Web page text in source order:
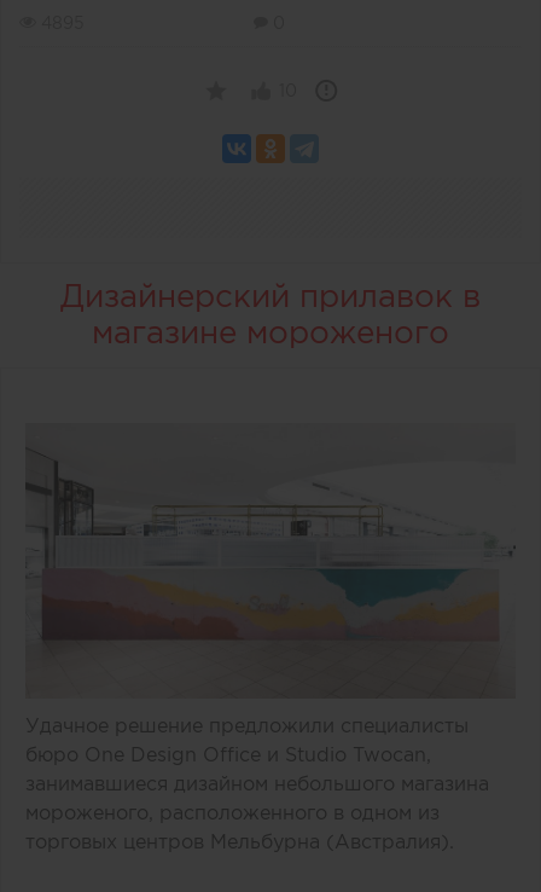
Дизайнерский прилавок в
магазине мороженого
Удачное решение предложили специалисты
бюро One Design Office и Studio Twocan,
занимавшиеся дизайном небольшого магазина
мороженого, расположенного в одном из
торговых центров Мельбурна (Австралия).